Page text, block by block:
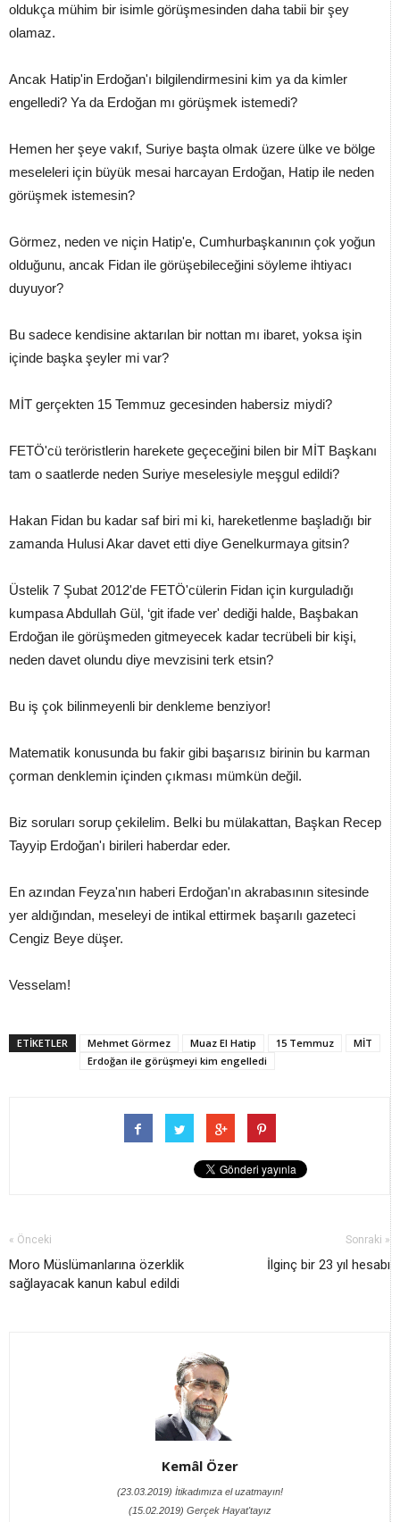
oldukça mühim bir isimle görüşmesinden daha tabii bir şey
olamaz.
Ancak Hatip'in Erdoğan'ı bilgilendirmesini kim ya da kimler
engelledi? Ya da Erdoğan mı görüşmek istemedi?
Hemen her şeye vakıf, Suriye başta olmak üzere ülke ve bölge
meseleleri için büyük mesai harcayan Erdoğan, Hatip ile neden
görüşmek istemesin?
Görmez, neden ve niçin Hatip'e, Cumhurbaşkanının çok yoğun
olduğunu, ancak Fidan ile görüşebileceğini söyleme ihtiyacı
duyuyor?
Bu sadece kendisine aktarılan bir nottan mı ibaret, yoksa işin
içinde başka şeyler mi var?
MİT gerçekten 15 Temmuz gecesinden habersiz miydi?
FETÖ'cü teröristlerin harekete geçeceğini bilen bir MİT Başkanı
tam o saatlerde neden Suriye meselesiyle meşgul edildi?
Hakan Fidan bu kadar saf biri mi ki, hareketlenme başladığı bir
zamanda Hulusi Akar davet etti diye Genelkurmaya gitsin?
Üstelik 7 Şubat 2012'de FETÖ'cülerin Fidan için kurguladığı
kumpasa Abdullah Gül, ‘git ifade ver' dediği halde, Başbakan
Erdoğan ile görüşmeden gitmeyecek kadar tecrübeli bir kişi,
neden davet olundu diye mevzisini terk etsin?
Bu iş çok bilinmeyenli bir denkleme benziyor!
Matematik konusunda bu fakir gibi başarısız birinin bu karman
çorman denklemin içinden çıkması mümkün değil.
Biz soruları sorup çekilelim. Belki bu mülakattan, Başkan Recep
Tayyip Erdoğan'ı birileri haberdar eder.
En azından Feyza'nın haberi Erdoğan'ın akrabasının sitesinde
yer aldığından, meseleyi de intikal ettirmek başarılı gazeteci
Cengiz Beye düşer.
Vesselam!
ETİKETLER Mehmet Görmez Muaz El Hatip 15 Temmuz
MİT
Erdoğan ile görüşmeyi kim engelledi
« Önceki
Moro Müslümanlarına özerklik
sağlayacak kanun kabul edildi
Sonraki »
İlginç bir 23 yıl hesabı
Kemâl Özer
(23.03.2019) İtikadımıza el uzatmayın!
(15.02.2019) Gerçek Hayat'tayız